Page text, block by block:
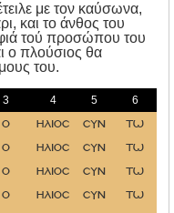
με τον καύσωνα,
και το άνθος του
τού προσώπου του
ο πλούσιος θα
του.
3 4 5 6
ο ηλιοσ συν τω
ο ηλιοσ συν τω
ο ηλιοσ συν τω
ο ηλιοσ συν τω